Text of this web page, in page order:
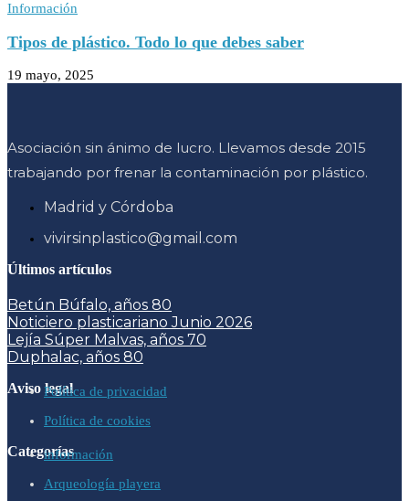
Información
Tipos de plástico. Todo lo que debes saber
19 mayo, 2025
Asociación sin ánimo de lucro. Llevamos desde 2015
trabajando por frenar la contaminación por plástico.
Madrid y Córdoba
vivirsinplastico@gmail.com
Últimos artículos
Betún Búfalo, años 80
Noticiero plasticariano Junio 2026
Lejía Súper Malvas, años 70
Duphalac, años 80
Aviso legalPolítica de privacidad
Política de cookies
Categoríasinformación
Arqueología playera